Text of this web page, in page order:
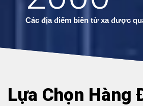
Các địa điểm biên từ xa được
Lựa Chọn Hàng